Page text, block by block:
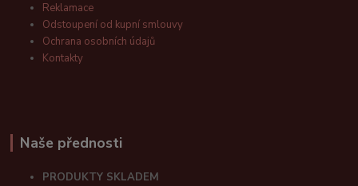
Reklamace
Odstoupení od kupní smlouvy
Ochrana osobních údajů
Kontakty
Naše přednosti
PRODUKTY SKLADEM